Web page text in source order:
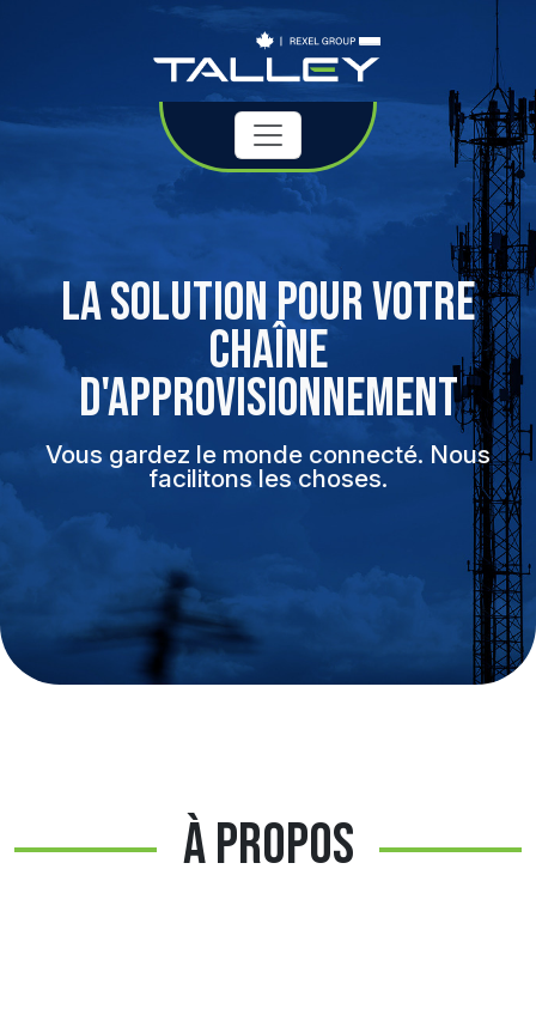
LA SOLUTION POUR VOTRE
CHAÎNE
D'APPROVISIONNEMENT
Vous gardez le monde connecté. Nous
facilitons les choses.
À PROPOS